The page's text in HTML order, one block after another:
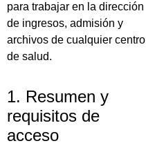
para trabajar en la dirección
de ingresos, admisión y
archivos de cualquier centro
de salud.
1. Resumen y
requisitos de
acceso